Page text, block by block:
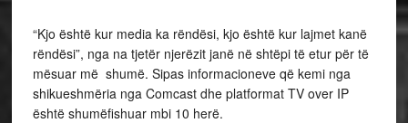
“Kjo është kur media ka rëndësi, kjo është kur lajmet kanë
rëndësi”, nga na tjetër njerëzit janë në shtëpi të etur për të
mësuar më shumë. Sipas informacioneve që kemi nga
shikueshmëria nga Comcast dhe platformat TV over IP
është shumëfishuar mbi 10 herë.